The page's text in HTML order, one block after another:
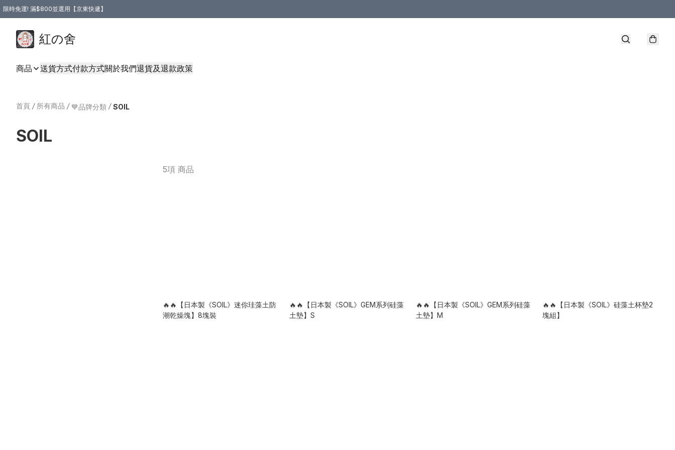
限時免運! 滿$800並選用【京東快遞】
紅の舍
商品 送貨方式付款方式關於我們退貨及退款政策
首頁 / 所有商品 / 💙品牌分類 / SOIL
SOIL
5項 商品
🔥🔥【日本製《SOIL》迷你珪藻土防
潮乾燥塊】8塊裝
🔥🔥【日本製《SOIL》GEM系列硅藻
土墊】S
🔥🔥【日本製《SOIL》GEM系列硅藻
土墊】M
🔥🔥【日本製《SOIL》硅藻土杯墊2
塊組】